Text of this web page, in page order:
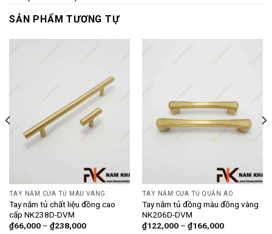
SẢN PHẨM TƯƠNG TỰ
TAY NẮM CỬA TỦ MÀU VÀNG
Tay nắm tủ chất liệu đồng cao
cấp NK238D-DVM
₫66,000– ₫238,000
TAY NẮM CỬA TỦ QUẦN ÁO
Tay nắm tủ đồng màu đồng vàng
NK206D-DVM
₫122,000– ₫166,000